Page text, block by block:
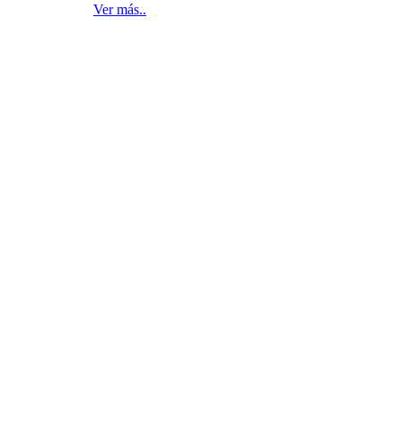
Ver más..